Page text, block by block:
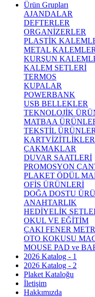
Ürün Grupları
AJANDALAR
DEFTERLER
ORGANİZERLER
PLASTİK
METAL KALEMLER
KURŞUN
KALEM SETLERİ
TERMOS
KUPALAR
POWERBANK
USB BELLEKLER
TEKNOLOJİK
MATBAA
TEKSTİL
KARTVİZİTLİKLER
ÇAKMAKLAR
DUVAR SAATLERİ
PROMOSYON
PLAKET ÖDÜL
OFİS ÜRÜNLERİ
DOĞA DOSTU
ANAHTARLIK
HEDİYELİK
OKUL VE EĞİTİM
ÇAKI FENER
OTO KOKUSU
MOUSE PAD ve
2026 Katalog - 1
2026 Katalog - 2
Plaket Kataloğu
İletişim
Hakkımızda